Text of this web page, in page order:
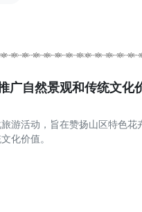
广自然景观和传统文化
游活动，旨在赞扬山区特色花
化价值。